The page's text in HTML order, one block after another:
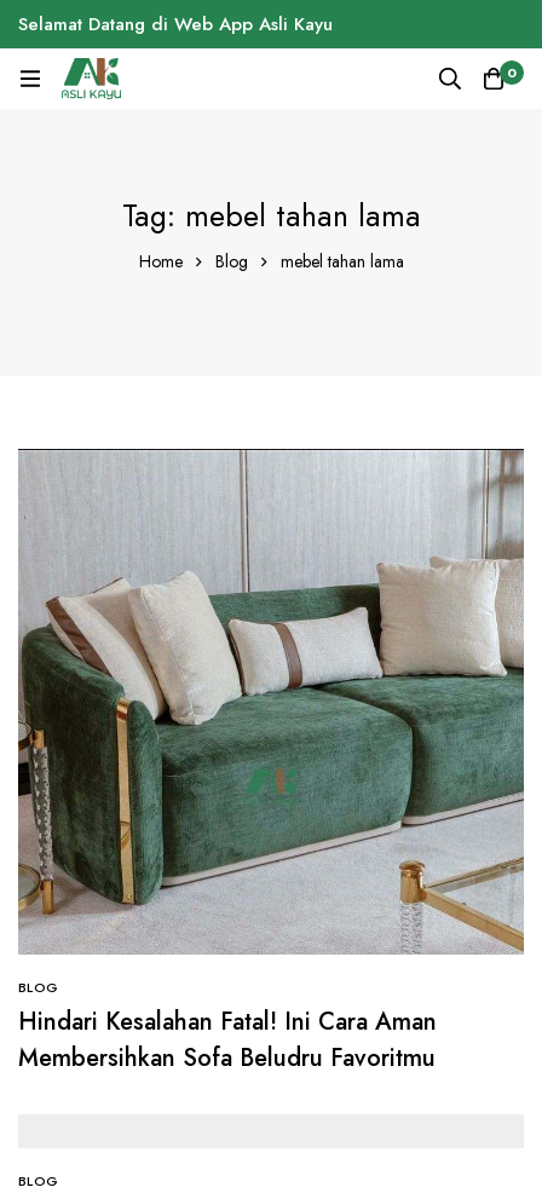
Selamat Datang di Web App Asli Kayu
0
Tag: mebel tahan lama
Home Blog mebel tahan lama
BLOG
Hindari Kesalahan Fatal! Ini Cara Aman
Membersihkan Sofa Beludru Favoritmu
BLOG